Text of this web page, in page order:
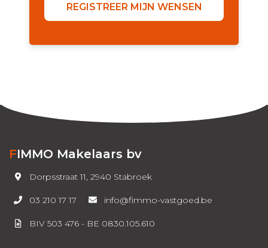
REGISTREER MIJN WENSEN
FIMMO Makelaars bv
Dorpsstraat 11, 2940 Stabroek
03 210 17 17 info@fimmo-vastgoed.be
BIV 503 476 - BE 0830.105.610